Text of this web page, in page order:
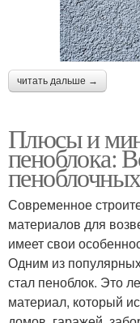
читать дальше →
Плюсы и
пеноблока:
Современное
материалов для
имеет свои
Одним из
стал пеноблок. Это
материал, который